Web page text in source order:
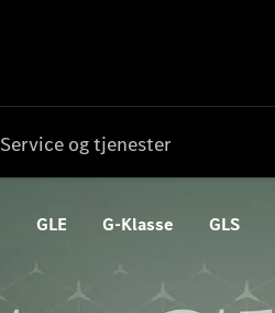
Service og tjenester
GLE G-Klasse GLS